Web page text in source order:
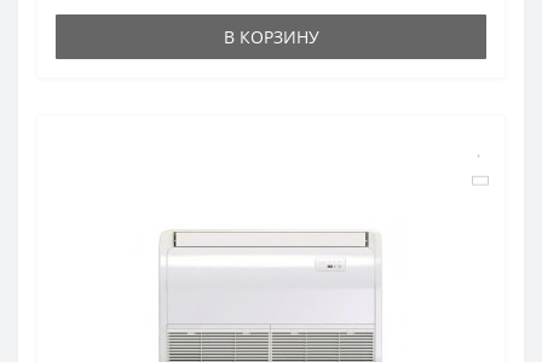
В КОРЗИНУ